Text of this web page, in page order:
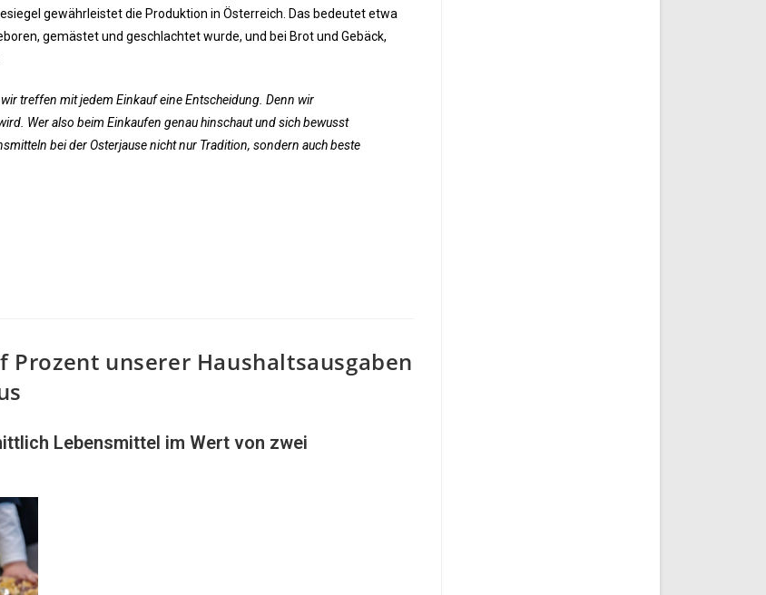
gewährleistet die Produktion in Österreich. Das bedeutet etwa
gemästet und geschlachtet wurde, und bei Brot und Gebäck,
treffen mit jedem Einkauf eine Entscheidung. Denn wir
Wer also beim Einkaufen genau hinschaut und sich bewusst
bei der Osterjause nicht nur Tradition, sondern auch beste
Prozent unserer Haushaltsausgaben
Lebensmittel im Wert von zwei